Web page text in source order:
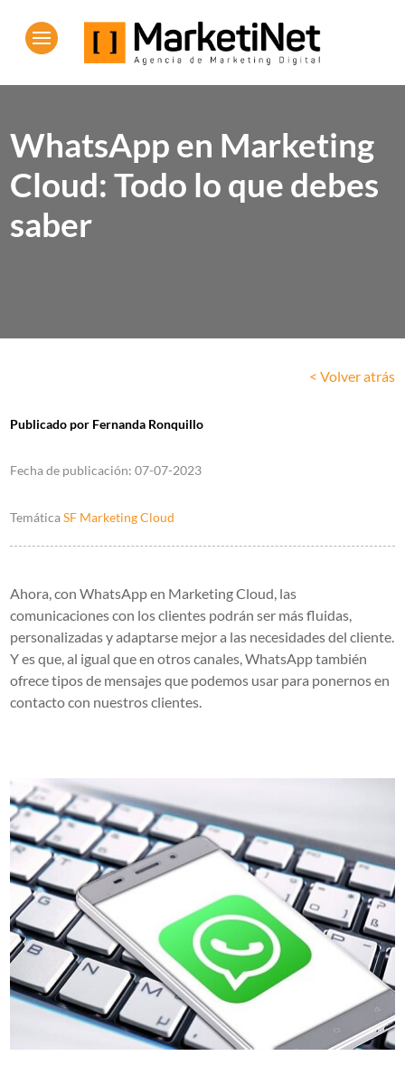
WhatsApp en Marketing
Cloud: Todo lo que debes
saber
< Volver atrás
Publicado por Fernanda Ronquillo
Fecha de publicación:07-07-2023
TemáticaSF Marketing Cloud
Ahora, con WhatsApp en Marketing Cloud, las
comunicaciones con los clientes podrán ser más fluidas,
personalizadas y adaptarse mejor a las necesidades del cliente.
Y es que, al igual que en otros canales, WhatsApp también
ofrece tipos de mensajes que podemos usar para ponernos en
contacto con nuestros clientes.